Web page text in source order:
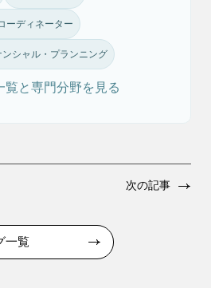
ーディネーター
シャル・プランニング
覧と専門分野を見る
次の記事
一覧